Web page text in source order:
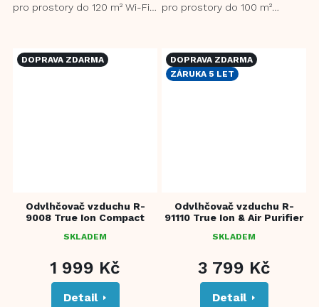
pro prostory do 120 m² Wi-Fi
pro prostory do 100 m²
DOPRAVA ZDARMA
Odvlhčovač vzduchu R-
9008 True Ion Compact
PRŮMĚRNÉ
PRODUKTU
SKLADEM
1 999 Kč
Detail
DOPRAVA ZDARMA
ZÁRUKA 5 LET
Odvlhčovač vzduchu R-
91110 True Ion & Air Purifier
PRŮMĚRNÉ
PRODUKTU
SKLADEM
3 799 Kč
Detail